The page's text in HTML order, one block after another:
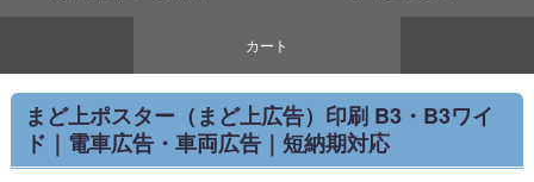
カート
まど上ポスター（まど上広告）印刷 B3・B3ワイ
ド｜電車広告・車両広告｜短納期対応